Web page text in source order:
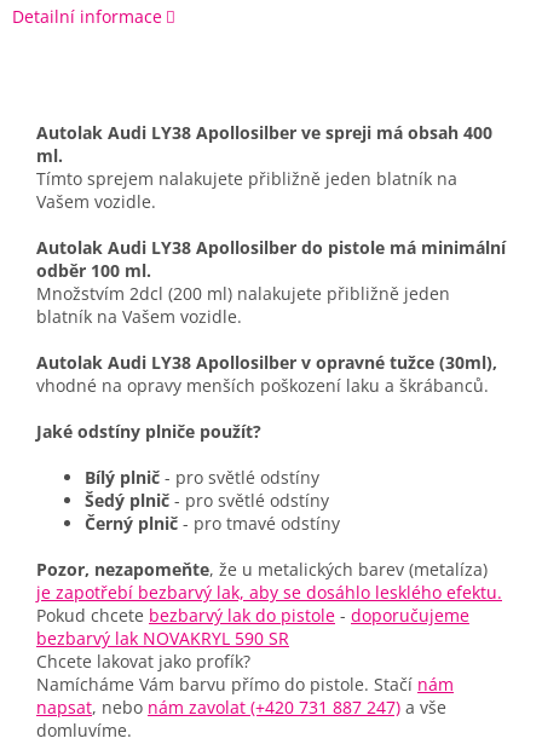
Detailní informace
Autolak Audi LY38 Apollosilber ve spreji má obsah 400
ml.
Tímto sprejem nalakujete přibližně jeden blatník na
Vašem vozidle.
Autolak Audi LY38 Apollosilber do pistole má minimální
odběr 100 ml.
Množstvím 2dcl (200 ml) nalakujete přibližně jeden
blatník na Vašem vozidle.
Autolak Audi LY38 Apollosilber v opravné tužce (30ml),
vhodné na opravy menších poškození laku a škrábanců.
Jaké odstíny plniče použít?
Bílý plnič - pro světlé odstíny
Šedý plnič - pro světlé odstíny
Černý plnič - pro tmavé odstíny
Pozor, nezapomeňte, že u metalických barev (metalíza)
je zapotřebí bezbarvý lak, aby se dosáhlo lesklého efektu.
Pokud chcete bezbarvý lak do pistole - doporučujeme
bezbarvý lak NOVAKRYL 590 SR
Chcete lakovat jako profík?
Namícháme Vám barvu přímo do pistole. Stačí nám
napsat, nebo nám zavolat (+420 731 887 247) a vše
domluvíme.